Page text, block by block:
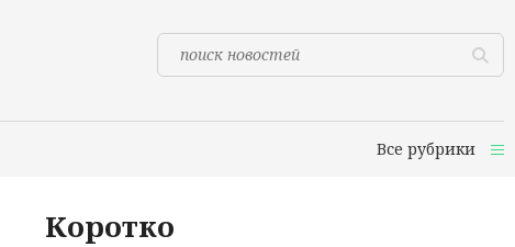
Все рубрики
Коротко